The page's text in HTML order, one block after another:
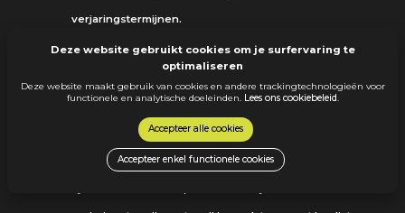
verjaringstermijnen.
Bij gebrek aan antwoord of bij positief antwoord
bemiddelingsdossier verwittigen we je 12 maanden
later opnieuw per e -mail dat we je gegevens enkel
nog passief zullen bijhouden voor een periode van
Deze website gebruikt cookies om je surfervaring te
optimaliseren
Deze website maakt gebruik van cookies en andere trackingtechnologieën voor
functionele en analytische doeleinden. Lees ons cookiebeleid.
Accepteer alle cookies
Accepteer enkel functionele cookies